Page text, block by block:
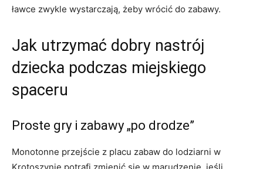
ławce zwykle wystarczają, żeby wrócić do zabawy.
Jak utrzymać dobry nastrój
dziecka podczas miejskiego
spaceru
Proste gry i zabawy „po drodze”
Monotonne przejście z placu zabaw do lodziarni w